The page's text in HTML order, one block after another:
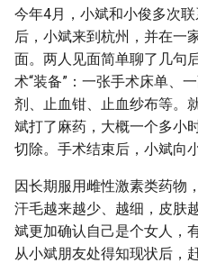
今年4月，小斌和小俊多次
后，小斌来到杭州，并在一
面。两人见面简单聊了几句
术“装备”：一张手术床单、
剂、止血钳、止血纱布等。
斌打了麻药，大概一个多小
切除。手术结束后，小斌向
因长期服用雌性激素类药物
汗毛越来越少、越细，皮肤
斌更加确认自己是个女人，
从小斌朋友处得知现状后，